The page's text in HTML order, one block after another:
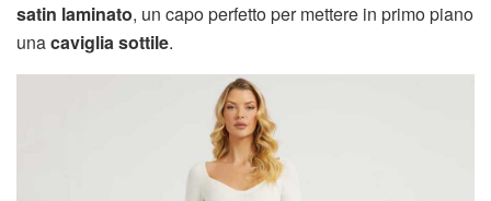
satin laminato, un capo perfetto per mettere in primo piano
unacaviglia sottile.